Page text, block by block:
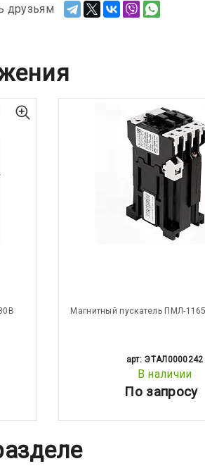
друзьям
Магнитный пускатель ПМЛ-
арт: ЭТАЛ0000242
В наличии
По запросу